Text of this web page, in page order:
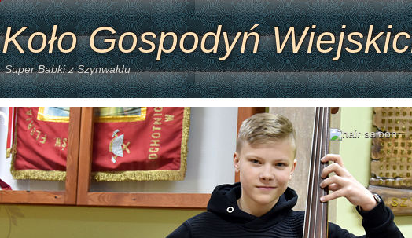
Koło Gospodyń
Super Babki z Szynwałdu